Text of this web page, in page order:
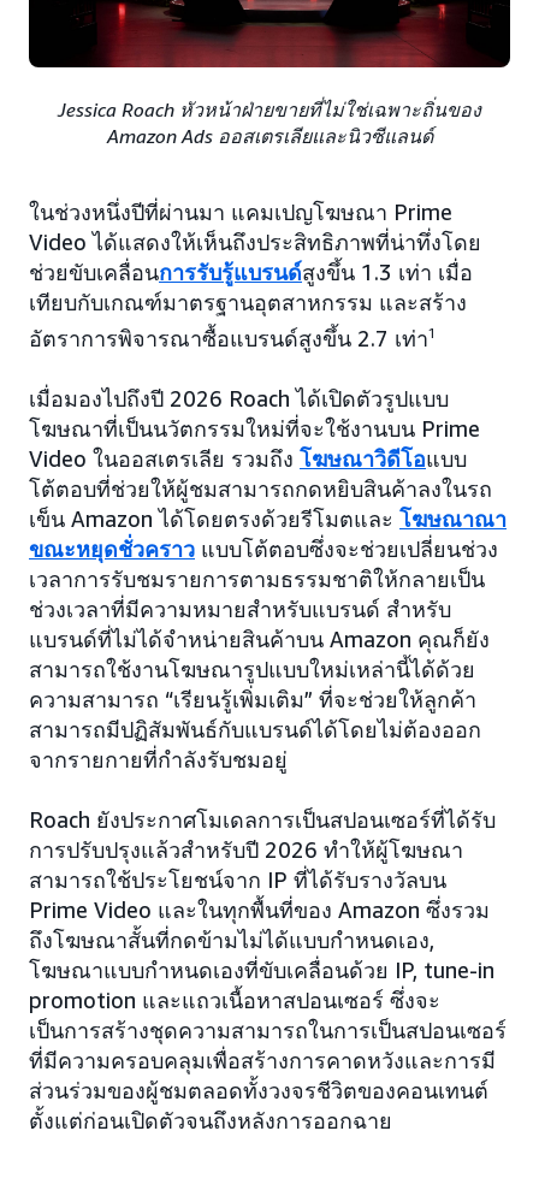
Jessica Roach หัวหน้าฝ่ายขายที่ไม่ใช่เฉพาะถิ่นของ
Amazon Ads ออสเตรเลียและนิวซีแลนด์
ในช่วงหนึ่งปีที่ผ่านมา แคมเปญโฆษณา Prime
Video ได้แสดงให้เห็นถึงประสิทธิภาพที่น่าทึ่งโดย
ช่วยขับเคลื่อนการรับรู้แบรนด์สูงขึ้น 1.3 เท่า เมื่อ
เทียบกับเกณฑ์มาตรฐานอุตสาหกรรม และสร้าง
อัตราการพิจารณาซื้อแบรนด์สูงขึ้น 2.7 เท่า1
เมื่อมองไปถึงปี 2026 Roach ได้เปิดตัวรูปแบบ
โฆษณาที่เป็นนวัตกรรมใหม่ที่จะใช้งานบน Prime
Video ในออสเตรเลีย รวมถึง โฆษณาวิดีโอแบบ
โต้ตอบที่ช่วยให้ผู้ชมสามารถกดหยิบสินค้าลงในรถ
เข็น Amazon ได้โดยตรงด้วยรีโมตและ โฆษณาณา
ขณะหยุดชั่วคราว แบบโต้ตอบซึ่งจะช่วยเปลี่ยนช่วง
เวลาการรับชมรายการตามธรรมชาติให้กลายเป็น
ช่วงเวลาที่มีความหมายสำหรับแบรนด์ สำหรับ
แบรนด์ที่ไม่ได้จำหน่ายสินค้าบน Amazon คุณก็ยัง
สามารถใช้งานโฆษณารูปแบบใหม่เหล่านี้ได้ด้วย
ความสามารถ “เรียนรู้เพิ่มเติม” ที่จะช่วยให้ลูกค้า
สามารถมีปฏิสัมพันธ์กับแบรนด์ได้โดยไม่ต้องออก
จากรายกายที่กำลังรับชมอยู่
Roach ยังประกาศโมเดลการเป็นสปอนเซอร์ที่ได้รับ
การปรับปรุงแล้วสำหรับปี 2026 ทำให้ผู้โฆษณา
สามารถใช้ประโยชน์จาก IP ที่ได้รับรางวัลบน
Prime Video และในทุกพื้นที่ของ Amazon ซึ่งรวม
ถึงโฆษณาสั้นที่กดข้ามไม่ได้แบบกำหนดเอง,
โฆษณาแบบกำหนดเองที่ขับเคลื่อนด้วย IP, tune-in
promotion และแถวเนื้อหาสปอนเซอร์ ซึ่งจะ
เป็นการสร้างชุดความสามารถในการเป็นสปอนเซอร์
ที่มีความครอบคลุมเพื่อสร้างการคาดหวังและการมี
ส่วนร่วมของผู้ชมตลอดทั้งวงจรชีวิตของคอนเทนต์
ตั้งแต่ก่อนเปิดตัวจนถึงหลังการออกฉาย